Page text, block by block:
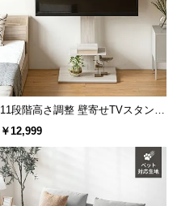
11段階高さ調整 壁寄せTVスタンド
キャスター付き 上下左右角度調節
￥12,999